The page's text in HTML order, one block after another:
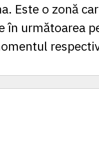
Este o zonă
în următoarea